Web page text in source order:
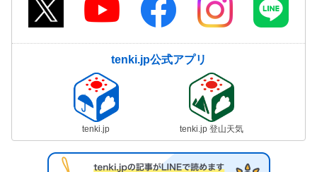
tenki.jp公式アプリ
tenki.jp tenki.jp 登山天気